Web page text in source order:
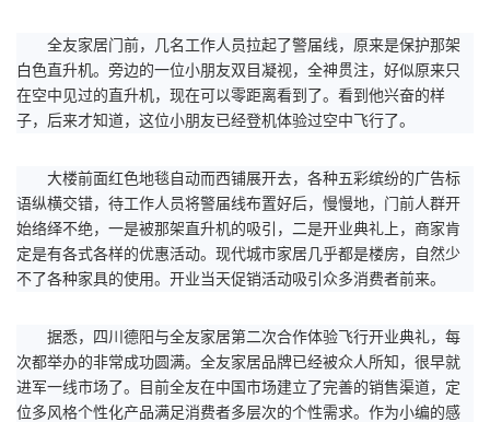
全友家居门前，几名工作人员拉起了警届线，原来是保护那架
白色直升机。旁边的一位小朋友双目凝视，全神贯注，好似原来只
在空中见过的直升机，现在可以零距离看到了。看到他兴奋的样
子，后来才知道，这位小朋友已经登机体验过空中飞行了。
大楼前面红色地毯自动而西铺展开去，各种五彩缤纷的广告标
语纵横交错，待工作人员将警届线布置好后，慢慢地，门前人群开
始络绎不绝，一是被那架直升机的吸引，二是开业典礼上，商家肯
定是有各式各样的优惠活动。现代城市家居几乎都是楼房，自然少
不了各种家具的使用。开业当天促销活动吸引众多消费者前来。
据悉，四川德阳与全友家居第二次合作体验飞行开业典礼，每
次都举办的非常成功圆满。全友家居品牌已经被众人所知，很早就
进军一线市场了。目前全友在中国市场建立了完善的销售渠道，定
位多风格个性化产品满足消费者多层次的个性需求。作为小编的感